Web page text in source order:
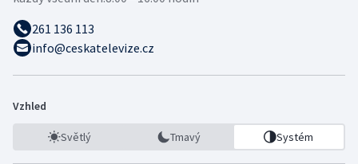
261 136 113
info@ceskatelevize.cz
Vzhled
Světlý Tmavý Systém